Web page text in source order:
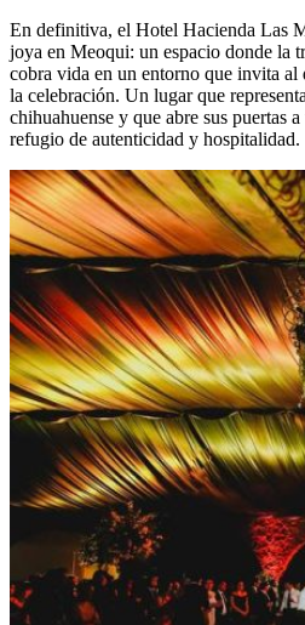
En definitiva, el Hotel Hacienda Las
joya en Meoqui: un espacio donde la
cobra vida en un entorno que invita al
la celebración. Un lugar que
chihuahuense y que abre sus puertas
refugio de autenticidad y hospitalidad.